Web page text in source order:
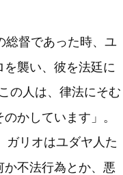
総督であった時、ユ
襲い、彼を法廷に
この人は、律法にそむ
かしています」。
ガリオはユダヤ人た
不法行為とか、悪